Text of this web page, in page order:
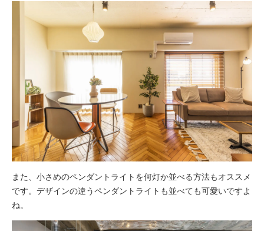
また、小さめのペンダントライトを何灯か並べる方法もオススメ
です。デザインの違うペンダントライトも並べても可愛いですよ
ね。